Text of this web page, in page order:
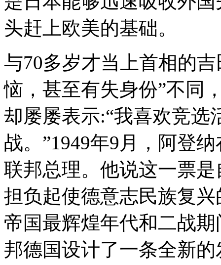
头赶上欧美的基础。
与70多岁才当上首相的
恼，甚至有失身份”不同
却屡屡表示:“我喜欢竞选
战。”1949年9月，阿登
联邦总理。他说这一票
担负起使德意志民族复
帝国最辉煌年代和二战
邦德国设计了一条全新